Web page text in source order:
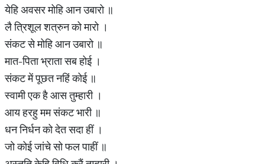
येहि अवसर मोहि आन उबारो ॥
लै त्रिशूल शत्रुन को मारो ।
संकट से मोहि आन उबारो ॥
मात-पिता भ्राता सब होई ।
संकट में पूछत नहिं कोई ॥
स्वामी एक है आस तुम्हारी ।
आय हरहु मम संकट भारी ॥
धन निर्धन को देत सदा हीं ।
जो कोई जांचे सो फल पाहीं ॥